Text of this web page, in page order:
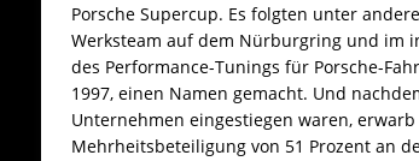
Porsche Supercup. Es folgten unter
Werksteam auf dem Nürburgring und im
des Performance-Tunings für Porsche-
1997, einen Namen gemacht. Und
Unternehmen eingestiegen waren,
Mehrheitsbeteiligung von 51 Prozent an